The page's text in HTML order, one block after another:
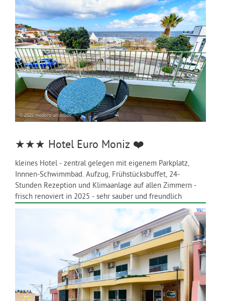
★★★ Hotel Euro Moniz ❤️
kleines Hotel - zentral gelegen mit eigenem Parkplatz,
Innnen-Schwimmbad. Aufzug, Frühstücksbuffet, 24-
Stunden Rezeption und Klimaanlage auf allen Zimmern -
frisch renoviert in 2025 - sehr sauber und freundlich